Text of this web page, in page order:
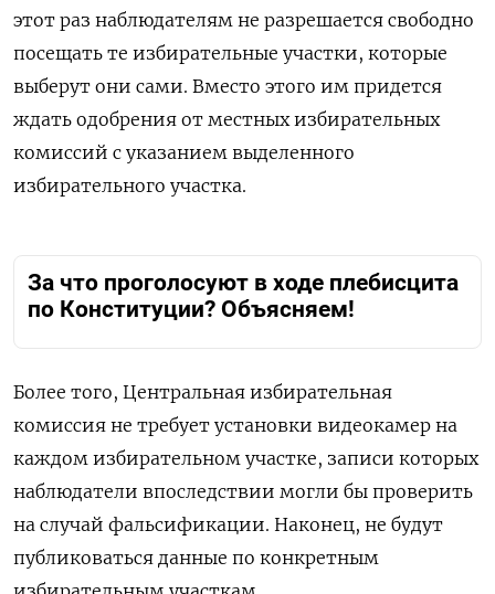
этот раз наблюдателям не разрешается свободно
посещать те избирательные участки, которые
выберут они сами. Вместо этого им придется
ждать одобрения от местных избирательных
комиссий с указанием выделенного
избирательного участка.
За что проголосуют в ходе плебисцита
по Конституции? Объясняем!
Более того, Центральная избирательная
комиссия не требует установки видеокамер на
каждом избирательном участке, записи которых
наблюдатели впоследствии могли бы проверить
на случай фальсификации. Наконец, не будут
публиковаться данные по конкретным